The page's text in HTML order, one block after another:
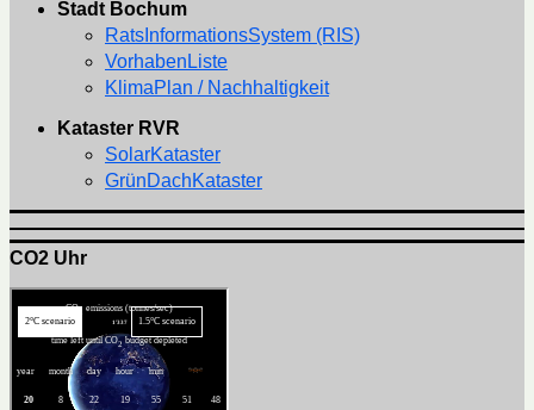
Stadt Bochum
RatsInformationsSystem (RIS)
VorhabenListe
KlimaPlan / Nachhaltigkeit
Kataster RVR
SolarKataster
GrünDachKataster
CO2 Uhr